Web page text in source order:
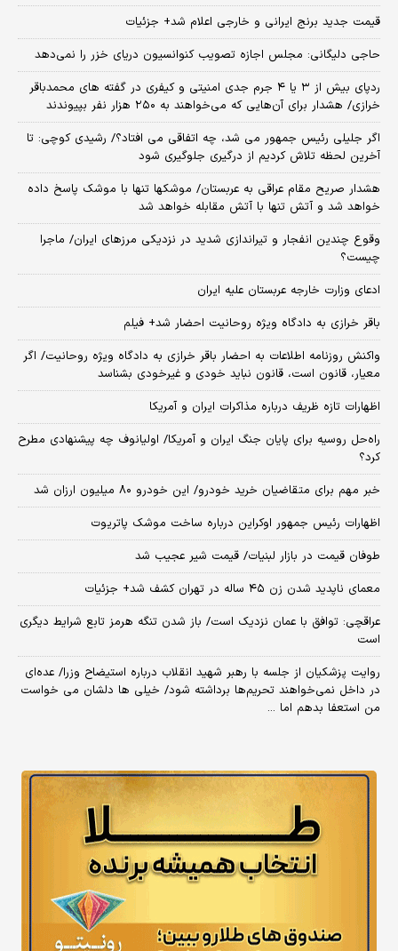
قیمت جدید برنج ایرانی و خارجی اعلام شد+ جزئیات
حاجی دلیگانی: مجلس اجازه تصویب کنوانسیون دریای خزر را نمی‌دهد
ردپای بیش از ۳ یا ۴ جرم جدی امنیتی و کیفری در گفته های محمدباقر
خرازی/ هشدار برای آن‌هایی که می‌خواهند به ۲۵۰ هزار نفر بپیوندند
اگر جلیلی رئیس جمهور می شد، چه اتفاقی می افتاد؟/ رشیدی کوچی: تا
آخرین لحظه تلاش کردیم از درگیری جلوگیری شود
هشدار صریح مقام عراقی به عربستان/ موشکها تنها با موشک پاسخ داده
خواهد شد و آتش تنها با آتش مقابله خواهد شد
وقوع چندین انفجار و تیراندازی شدید در نزدیکی مرز‌های ایران/ ماجرا
چیست؟
ادعای وزارت خارجه عربستان علیه ایران
باقر خرازی به دادگاه ویژه روحانیت احضار شد+ فیلم
واکنش روزنامه اطلاعات به احضار باقر خرازی به دادگاه ویژه روحانیت/ اگر
معیار، قانون است، قانون نباید خودی و غیرخودی بشناسد
اظهارات تازه ظریف درباره مذاکرات ایران و آمریکا
راه‌حل روسیه برای پایان جنگ ایران و آمریکا/ اولیانوف چه پیشنهادی مطرح
کرد؟
خبر مهم برای متقاضیان خرید خودرو/ این خودرو ۸۰ میلیون ارزان شد
اظهارات رئیس جمهور اوکراین درباره ساخت موشک پاتریوت
طوفان قیمت در بازار لبنیات/ قیمت شیر عجیب شد
معمای ناپدید شدن زن ۴۵ ساله در تهران کشف شد+ جزئیات
عراقچی: توافق با عمان نزدیک است/ باز شدن تنگه هرمز تابع شرایط دیگری
است
روایت پزشکیان از جلسه با رهبر شهید انقلاب درباره استیضاح وزرا/ عده‌ای
در داخل نمی‌خواهند تحریم‌ها برداشته شود/ خیلی ها دلشان می خواست
من استعفا بدهم اما ...